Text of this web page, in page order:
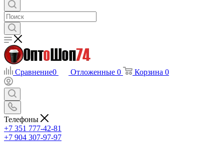
Сравнение0 Отложенные 0 Корзина 0
Телефоны
+7 351 777-42-81
+7 904 307-97-97